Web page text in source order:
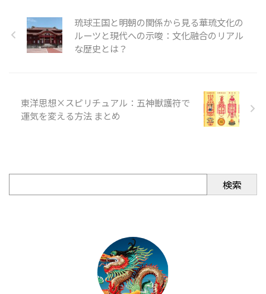
琉球王国と明朝の関係から見る華琉文化の
ルーツと現代への示唆：文化融合のリアル
な歴史とは？
東洋思想×スピリチュアル：五神獣護符で
運気を変える方法 まとめ
検索